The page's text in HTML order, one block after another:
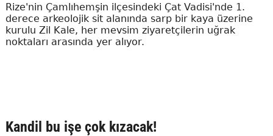
Rize'nin Çamlıhemşin ilçesindeki Çat Vadisi'nde 1.
derece arkeolojik sit alanında sarp bir kaya üzerine
kurulu Zil Kale, her mevsim ziyaretçilerin uğrak
noktaları arasında yer alıyor.
Kandil bu işe çok kızacak!